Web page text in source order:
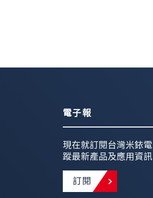
電子報
現在就訂閱台灣米銥
蹤最新產品及應用資訊
訂閱